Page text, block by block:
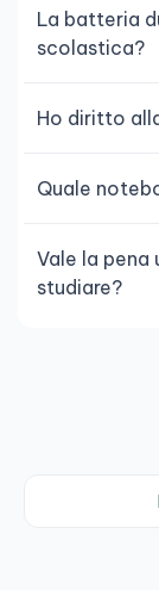
La batteria
scolastica?
Ho diritto
Quale
Vale la
studiare?